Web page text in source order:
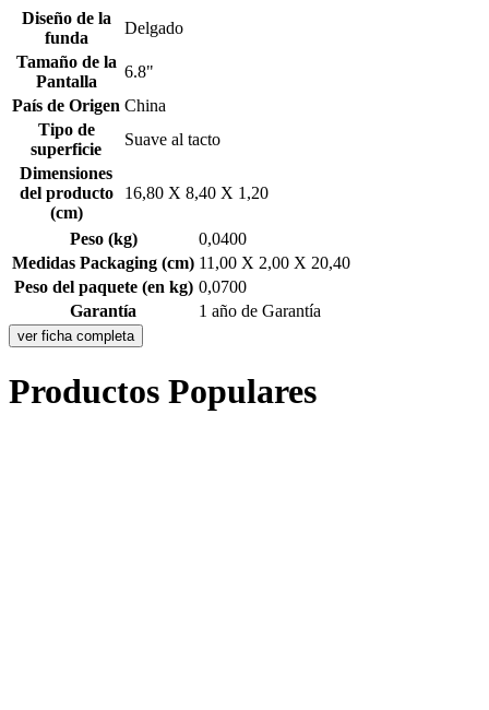
Diseño de la
funda
Delgado
Tamaño de la
Pantalla
6.8"
País de Origen China
Tipo de
superficie
Suave al tacto
Dimensiones
del producto
(cm)
16,80 X 8,40 X 1,20
Peso (kg)
0,0400
Medidas Packaging (cm) 11,00 X 2,00 X 20,40
Peso del paquete (en kg) 0,0700
Garantía
1 año de Garantía
ver ficha completa
Productos Populares